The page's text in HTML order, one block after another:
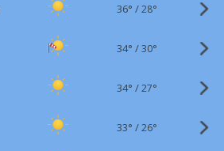
36° /28°
34° /30°
34° /27°
33° /26°